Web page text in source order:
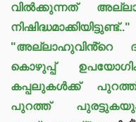
വിൽക്കുന്നത്
നിഷിദ്ധമാക്കിയിട്ടുണ്ട്.."
"അല്ലാഹുവിൻ്റെ
കൊഴുപ്പ്
കപ്പലുകൾക്ക്
പുറത്ത്